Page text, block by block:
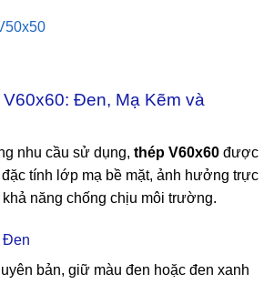
Đen, Mạ Kẽm và
nhu cầu sử dụng, thép V60x60 được
tính lớp mạ bề mặt, ảnh hưởng trực
năng chống chịu môi trường.
Đen
bản, giữ màu đen hoặc đen xanh